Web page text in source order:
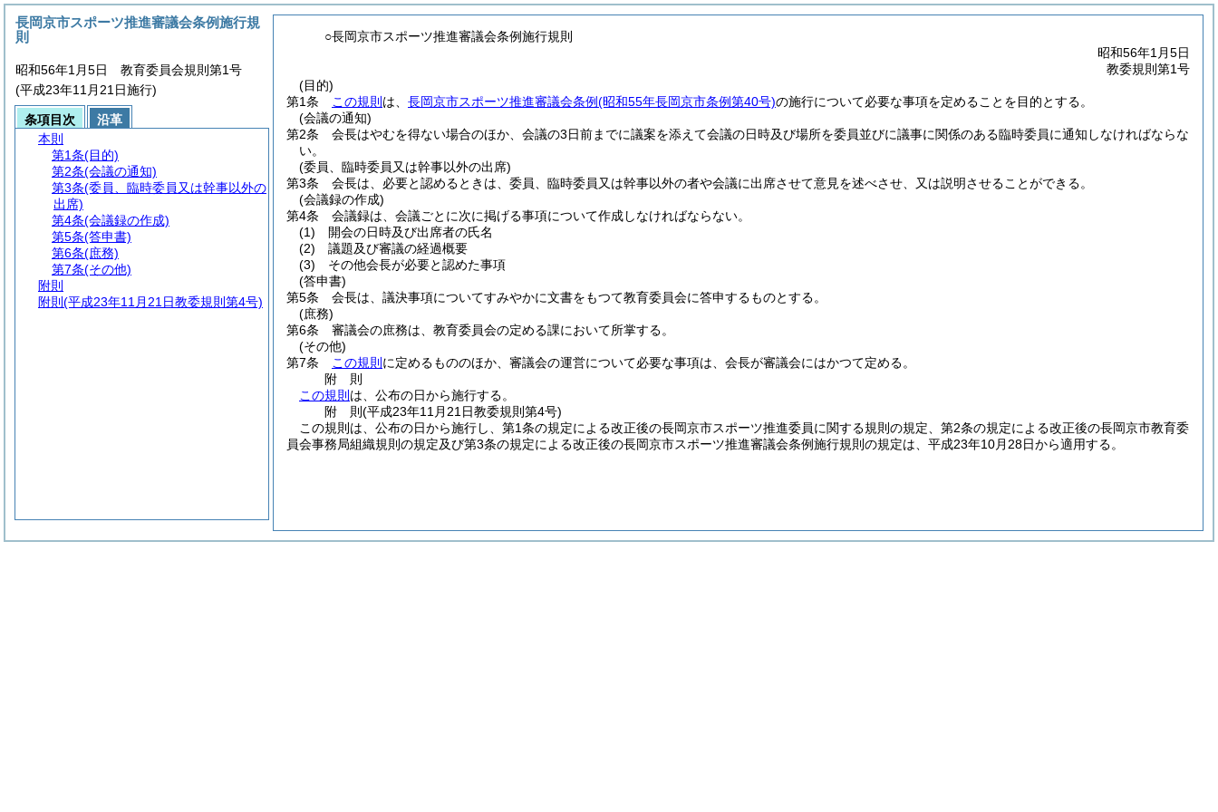
○長岡京市スポーツ推進審議会条例施行規則
昭和56年1月5日
教委規則第1号
(目的)
第1条
この規則 は、 長岡京市スポーツ推進審議会条例(昭和55年長岡京市条例第40号)の施行について必要な事項を定めることを目的とする。
(会議の通知)
第2条
会長はやむを得ない場合のほか、会議の3日前までに議案を添えて会議の日時及び場所を委員並びに議事に関係のある臨時委員に通知しなければならな
い。
(委員、臨時委員又は幹事以外の出席)
第3条
会長は、必要と認めるときは、委員、臨時委員又は幹事以外の者や会議に出席させて意見を述べさせ、又は説明させることができる。
(会議録の作成)
第4条
会議録は、会議ごとに次に掲げる事項について作成しなければならない。
(1)
開会の日時及び出席者の氏名
(2)
議題及び審議の経過概要
(3)
その他会長が必要と認めた事項
(答申書)
第5条
会長は、議決事項についてすみやかに文書をもつて教育委員会に答申するものとする。
(庶務)
第6条
審議会の庶務は、教育委員会の定める課において所掌する。
(その他)
第7条
この規則 に定めるもののほか、審議会の運営について必要な事項は、会長が審議会にはかつて定める。
附 則
この規則 は、公布の日から施行する。
附 則(平成23年11月21日教委規則第4号)
この規則は、公布の日から施行し、第1条の規定による改正後の長岡京市スポーツ推進委員に関する規則の規定、第2条の規定による改正後の長岡京市教育委
員会事務局組織規則の規定及び第3条の規定による改正後の長岡京市スポーツ推進審議会条例施行規則の規定は、平成23年10月28日から適用する。
長岡京市スポーツ推進審議会条例施行規
則
昭和56年1月5日 教育委員会規則第1号
(平成23年11月21日施行)
条項目次
沿革
本則
第1条(目的)
第2条(会議の通知)
第3条(委員、臨時委員又は幹事以外の
出席)
第4条(会議録の作成)
第5条(答申書)
第6条(庶務)
第7条(その他)
附則
附則 (平成23年11月21日教委規則第4号)